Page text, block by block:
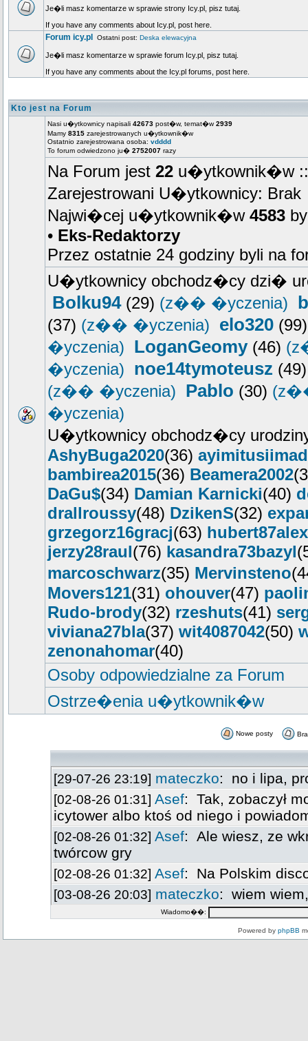
Je�li masz komentarze w sprawie strony Icy.pl, pisz tutaj.
If you have any comments about Icy.pl, post here.
Forum icy.pl Ostatni post: Deska elewacyjna
Je�li masz komentarze w sprawie forum Icy.pl, pisz tutaj.
If you have any comments about the Icy.pl forums, post here.
Kto jest na Forum
Nasi u�ytkownicy napisali 42673 post�w, temat�w2939
Mamy 8315 zarejestrowanych u�ytkownik�w
Ostatnio zarejestrowana osoba: vdddd
To forum odwiedzono ju� 2752007 razy
Na Forum jest 22 u�ytkownik�w ::
Zarejestrowani U�ytkownicy: Brak
Najwi�cej u�ytkownik�w 4583
• Eks-Redaktorzy
Przez ostatnie 24 godziny byli na
U�ytkownicy obchodz�cy dzi�
Bolku94(29) (z�� �yczenia)
(37) (z�� �yczenia) elo320
�yczenia) LoganGeomy(46)
�yczenia) noe14tymoteusz
(z�� �yczenia) Pablo (30)
�yczenia)
U�ytkownicy obchodz�cy
AshyBuga2020(36) ayimitusiimad
bambirea2015(36) Beamera2002
DaGu$(34) Damian Karnicki(40)
drallroussy(48) DzikenS(32)
grzegorz16gracj(63) hubert87alex
jerzy28raul(76) kasandra73bazyl
marcoschwarz(35) Mervinsteno
Movers121(31) ohouver(47)
Rudo-brody(32) rzeshuts(41)
viviana27bla(37) wit4087042(50)
zenonahomar(40)
Osoby odpowiedzialne za Forum
Ostrze�enia u�ytkownik�w
Nowe posty
Wiadomo��:
Powered by phpBB